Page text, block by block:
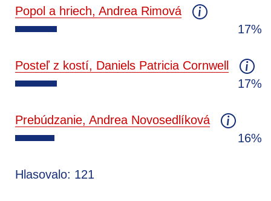
Popol a hriech, Andrea Rimová
17%
Posteľ z kostí, Daniels Patricia Cornwell
17%
Prebúdzanie, Andrea Novosedlíková
16%
Hlasovalo: 121